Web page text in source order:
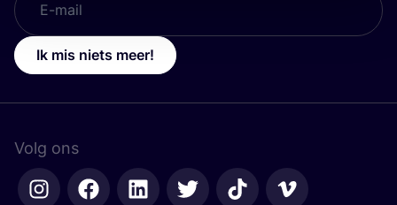
Ik mis niets meer!
Volg ons